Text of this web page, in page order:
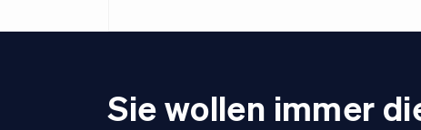
Sie wollen immer